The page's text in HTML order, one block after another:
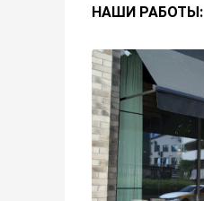
НАШИ РАБОТЫ: